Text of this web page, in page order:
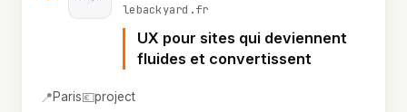
lebackyard.fr
UX pour sites qui deviennent
fluides et convertissent
📍Paris💶project